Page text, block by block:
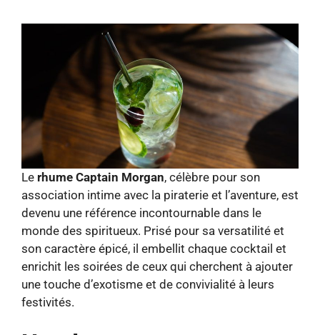
Le rhume Captain Morgan, célèbre pour son
association intime avec la piraterie et l’aventure, est
devenu une référence incontournable dans le
monde des spiritueux. Prisé pour sa versatilité et
son caractère épicé, il embellit chaque cocktail et
enrichit les soirées de ceux qui cherchent à ajouter
une touche d’exotisme et de convivialité à leurs
festivités.